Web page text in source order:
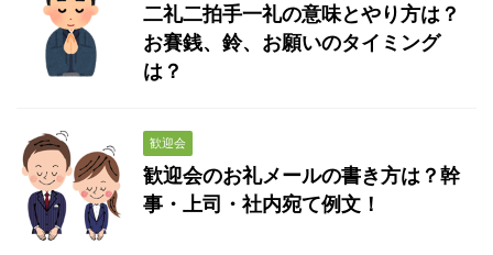
二礼二拍手一礼の意味とやり方は？
お賽銭、鈴、お願いのタイミング
は？
歓迎会
歓迎会のお礼メールの書き方は？幹
事・上司・社内宛て例文！